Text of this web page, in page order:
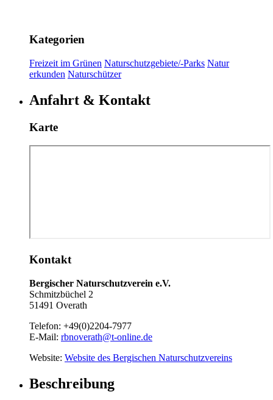
Kategorien
Freizeit im Grünen Naturschutzgebiete/-Parks Natur
erkunden Naturschützer
Anfahrt & Kontakt
Karte
Kontakt
Bergischer Naturschutzverein e.V.
Schmitzbüchel 2
51491 Overath
Telefon: +49(0)2204-7977
E-Mail: rbnoverath@t-online.de
Website: Website des Bergischen Naturschutzvereins
Beschreibung